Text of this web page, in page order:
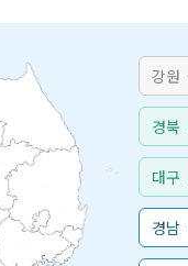
경남
대구
경북
강원